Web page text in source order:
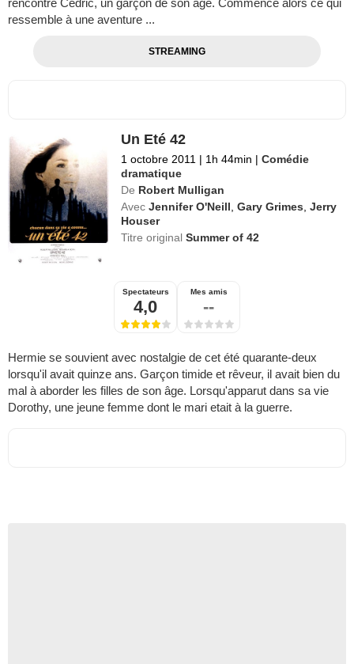
ressemble à une aventure ...
STREAMING
Un Eté 42
1 octobre 2011 | 1h 44min | Comédie
dramatique
De Robert Mulligan
Avec Jennifer O'Neill ,Gary Grimes ,Jerry
Houser
Titre originalSummer of 42
Spectateurs
4,0
Mes amis
--
Hermie se souvient avec nostalgie de cet été quarante-deux
lorsqu'il avait quinze ans. Garçon timide et rêveur, il avait bien du
mal à aborder les filles de son âge. Lorsqu'apparut dans sa vie
Dorothy, une jeune femme dont le mari etait à la guerre.